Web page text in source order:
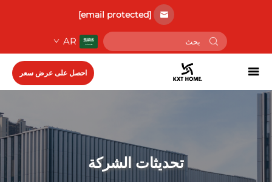
[email protected]
AR
احصل على عرض سعر
تحديثات الشركة